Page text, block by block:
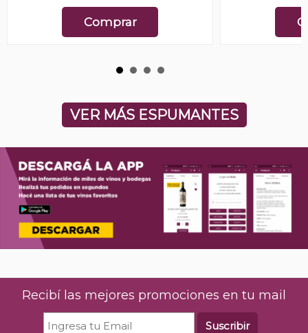
Comprar
VER MÁS ESPUMANTES
Recibí las mejores promociones en tu mail
Suscribir